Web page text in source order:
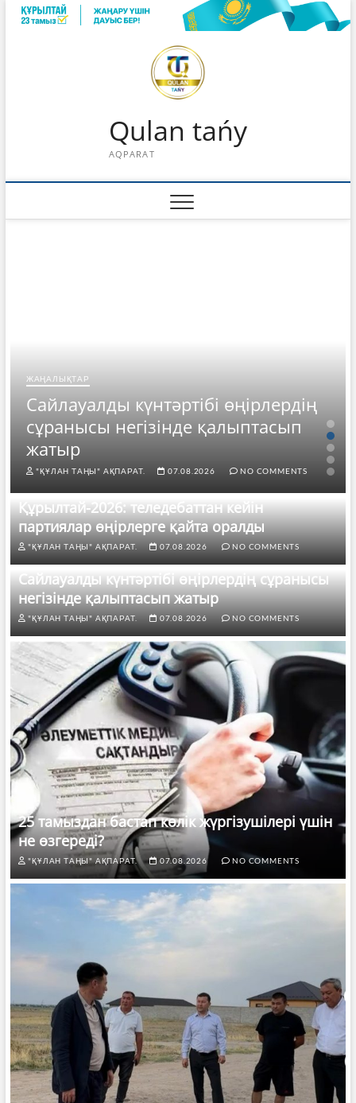
Skip
Qulan tańy
AQPARAT
ЖАҢАЛЫҚТАР
Сайлауалды күнтәртібі өңірлердің
сұранысы негізінде қалыптасып
жатыр
"ҚҰЛАН ТАҢЫ" АҚПАРАТ. 07.08.2026 NO COMMENTS
Құрылтай-2026: теледебаттан кейін
партиялар өңірлерге қайта оралды
"ҚҰЛАН ТАҢЫ" АҚПАРАТ. 07.08.2026 NO COMMENTS
Сайлауалды күнтәртібі өңірлердің сұранысы
негізінде қалыптасып жатыр
"ҚҰЛАН ТАҢЫ" АҚПАРАТ. 07.08.2026 NO COMMENTS
25 тамыздан бастап көлік жүргізушілері үшін
не өзгереді?
"ҚҰЛАН ТАҢЫ" АҚПАРАТ. 07.08.2026 NO COMMENTS